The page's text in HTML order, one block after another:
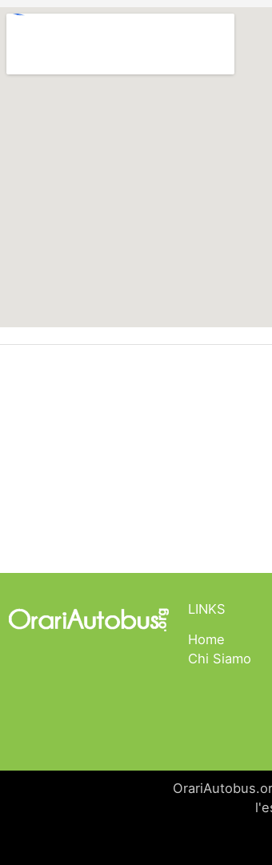
LINKS
Home
Chi Siamo